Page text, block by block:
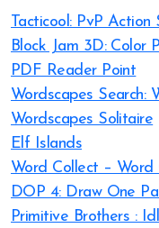
Tacticool: PvP Action
Block Jam 3D: Color
PDF Reader Point
Wordscapes Search:
Wordscapes Solitaire
Elf Islands
Word Collect – Word
DOP 4: Draw One
Primitive Brothers :